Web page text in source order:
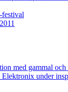
med gammal
under